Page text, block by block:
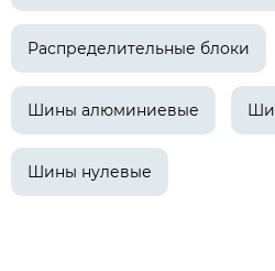
Распределительные блоки
Шины алюминиевые
Шины нулевые